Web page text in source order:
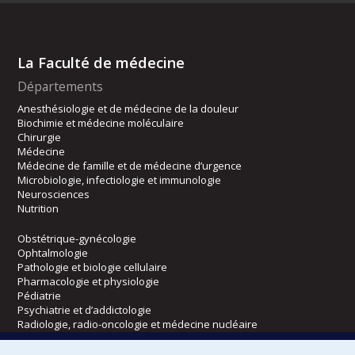
La Faculté de médecine
Départements
Anesthésiologie et de médecine de la douleur
Biochimie et médecine moléculaire
Chirurgie
Médecine
Médecine de famille et de médecine d’urgence
Microbiologie, infectiologie et immunologie
Neurosciences
Nutrition
Obstétrique-gynécologie
Ophtalmologie
Pathologie et biologie cellulaire
Pharmacologie et physiologie
Pédiatrie
Psychiatrie et d’addictologie
Radiologie, radio-oncologie et médecine nucléaire